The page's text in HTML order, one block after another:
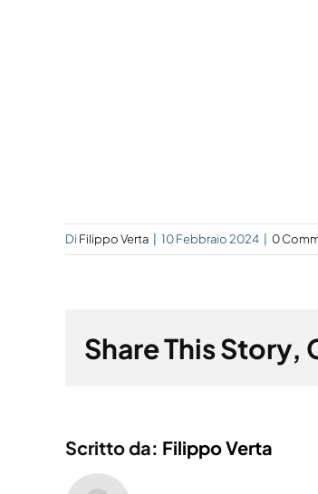
Di Filippo Verta 10 Febbraio 2024 0
Share This Story,
Scritto da: Filippo Verta